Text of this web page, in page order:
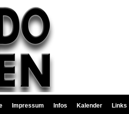
Impressum Infos Kalender Links